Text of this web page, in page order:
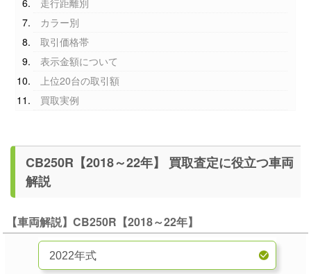
カラー別
取引価格帯
表示金額について
上位20台の取引額
買取実例
CB250R【2018～22年】 買取査定に役立つ車両
解説
【車両解説】CB250R【2018～22年】